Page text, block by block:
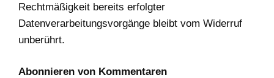
Rechtmäßigkeit bereits erfolgter
Datenverarbeitungsvorgänge bleibt vom Widerruf
unberührt.
Abonnieren von Kommentaren